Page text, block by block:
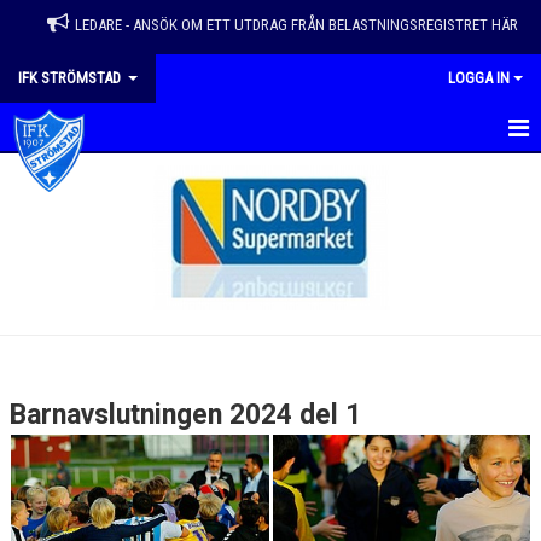
LEDARE - ANSÖK OM ETT UTDRAG FRÅN BELASTNINGSREGISTRET HÄR
IFK STRÖMSTAD LOGGA IN
HEM
EVENEMANG & ÅRSHJUL
OM FÖRENINGEN
Barnavslutningen 2024 del 1